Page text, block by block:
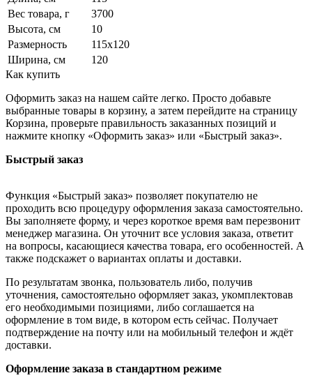
Вес товара, г
3700
Высота, см
10
Размерность
115x120
Ширина, см
120
Как купить
Оформить заказ на нашем сайте легко. Просто добавьте
выбранные товары в корзину, а затем перейдите на страницу
Корзина, проверьте правильность заказанных позиций и
нажмите кнопку «Оформить заказ» или «Быстрый заказ».
Быстрый заказ
Функция «Быстрый заказ» позволяет покупателю не
проходить всю процедуру оформления заказа самостоятельно.
Вы заполняете форму, и через короткое время вам перезвонит
менеджер магазина. Он уточнит все условия заказа, ответит
на вопросы, касающиеся качества товара, его особенностей. А
также подскажет о вариантах оплаты и доставки.
По результатам звонка, пользователь либо, получив
уточнения, самостоятельно оформляет заказ, укомплектовав
его необходимыми позициями, либо соглашается на
оформление в том виде, в котором есть сейчас. Получает
подтверждение на почту или на мобильный телефон и ждёт
доставки.
Оформление заказа в стандартном режиме